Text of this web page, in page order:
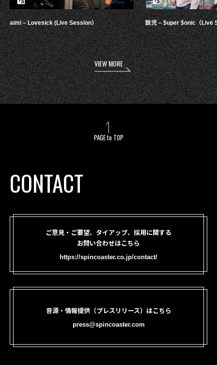
aimi – Lovesick (Live Session） 鋭児 – $uper $onic（Live
VIEW MORE
PAGE to TOP
CONTACT
ご意見・ご要望、タイアップ、採用に関する
お問い合わせはこちら
https://spincoaster.co.jp/contact/
音源・情報提供（プレスリリース）はこちら
press@spincoaster.com